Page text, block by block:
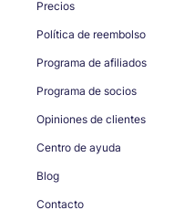
Precios
Política de reembolso
Programa de afiliados
Programa de socios
Opiniones de clientes
Centro de ayuda
Blog
Contacto